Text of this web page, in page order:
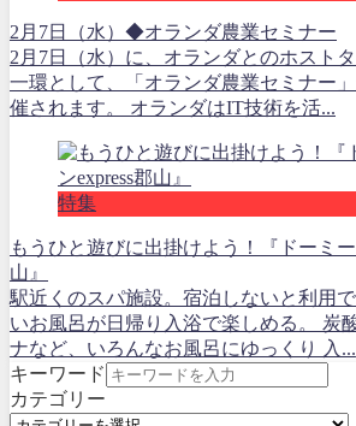
2月7日（水）◆オランダ農業セミナー
2月7日（水）に、オランダとのホスト
一環として、「オランダ農業セミナー
催されます。 オランダはIT技術を活...
特集
もうひと遊びに出掛けよう！『ドーミー
山』
駅近くのスパ施設。宿泊しないと利用
いお風呂が日帰り入浴で楽しめる。 炭
ナなど、いろんなお風呂にゆっくり 入...
キーワード
カテゴリー